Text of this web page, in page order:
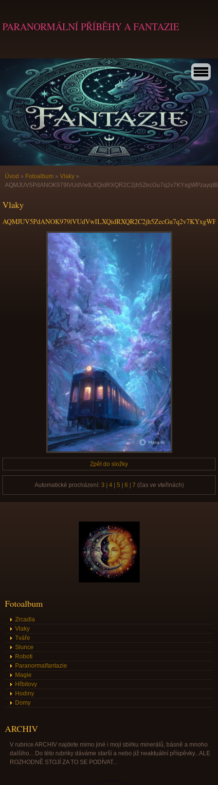
PARANORMÁLNÍ PŘÍBĚHY A FANTAZIE
Úvod » Fotoalbum » Vlaky »
Vlaky
Zpět do složky
Automatické procházení: 3 4| 5 6 7 (čas ve vteřinách)
Fotoalbum
Zrcadla
Vlaky
Tváře
Slunce
Roboti
Paranormalfantazie
Magie
Hřbitovy
Hodiny
Domy
ARCHIV
V rubrice ARCHIV najdete mimo jiné i mojí sbírku minerálů, básně a mnoho
dalšího... Do této rubriky dáváme starší a nebo již neaktuální příspěvky...ALE
ROZHODNĚ STOJÍ ZA TO SE PODÍVAT...